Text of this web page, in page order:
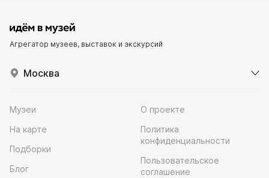
Агрегатор музеев, выставок и экскурсий
Москва
Музеи
На карте
Подборки
Блог
О проекте
Политика
конфиденциальности
Пользовательское
соглашение